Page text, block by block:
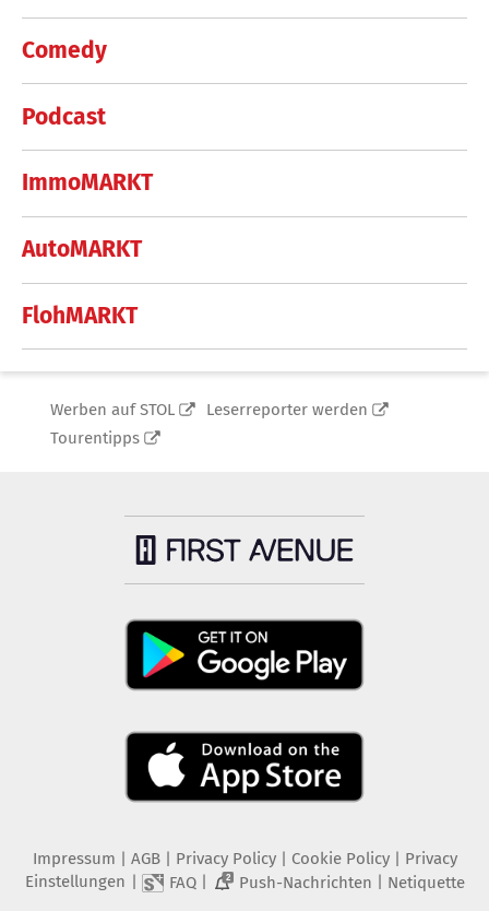
Comedy
Podcast
ImmoMARKT
AutoMARKT
FlohMARKT
Werben auf STOL
Leserreporter werden
Tourentipps
Impressum AGB Privacy Policy| Cookie Policy| Privacy
Einstellungen
FAQ| 2 Push-Nachrichten Netiquette